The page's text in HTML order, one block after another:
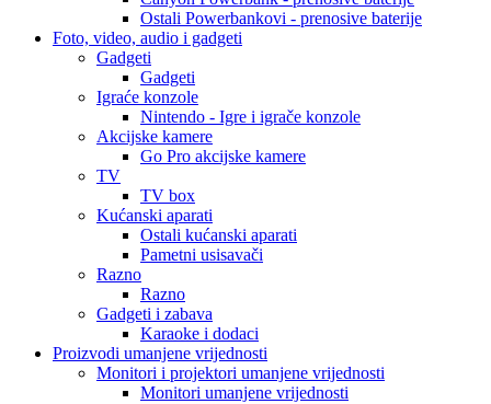
Ostali Powerbankovi - prenosive baterije
Foto, video, audio i gadgeti
Gadgeti
Gadgeti
Igraće konzole
Nintendo - Igre i igrače konzole
Akcijske kamere
Go Pro akcijske kamere
TV
TV box
Kućanski aparati
Ostali kućanski aparati
Pametni usisavači
Razno
Razno
Gadgeti i zabava
Karaoke i dodaci
Proizvodi umanjene vrijednosti
Monitori i projektori umanjene vrijednosti
Monitori umanjene vrijednosti